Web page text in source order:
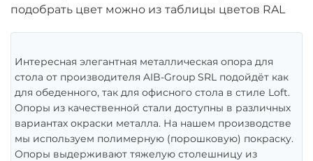
подобрать цвет можно из таблицы цветов RAL
Интересная элегантная металлическая опора для
стола от производителя AIB-Group SRL подойдёт как
для обеденного, так для офисного стола в стиле Loft.
Опоры из качественной стали доступны в различных
вариантах окраски металла. На нашем производстве
мы используем полимерную (порошковую) покраску.
Опоры выдерживают тяжелую столешницу из